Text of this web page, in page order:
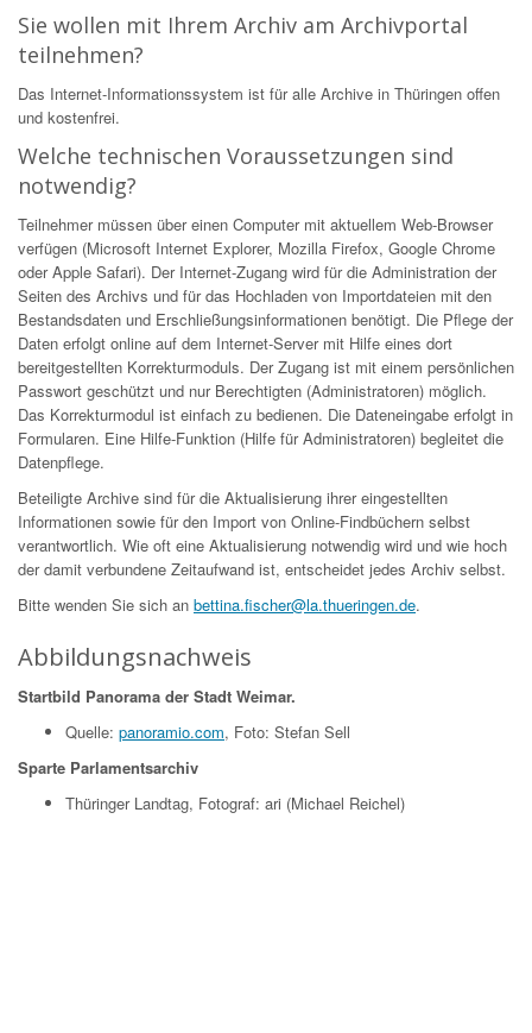
Sie wollen mit Ihrem Archiv am Archivportal
teilnehmen?
Das Internet-Informationssystem ist für alle Archive in Thüringen offen
und kostenfrei.
Welche technischen Voraussetzungen sind
notwendig?
Teilnehmer müssen über einen Computer mit aktuellem Web-Browser
verfügen (Microsoft Internet Explorer, Mozilla Firefox, Google Chrome
oder Apple Safari). Der Internet-Zugang wird für die Administration der
Seiten des Archivs und für das Hochladen von Importdateien mit den
Bestandsdaten und Erschließungsinformationen benötigt. Die Pflege der
Daten erfolgt online auf dem Internet-Server mit Hilfe eines dort
bereitgestellten Korrekturmoduls. Der Zugang ist mit einem persönlichen
Passwort geschützt und nur Berechtigten (Administratoren) möglich.
Das Korrekturmodul ist einfach zu bedienen. Die Dateneingabe erfolgt in
Formularen. Eine Hilfe-Funktion (Hilfe für Administratoren) begleitet die
Datenpflege.
Beteiligte Archive sind für die Aktualisierung ihrer eingestellten
Informationen sowie für den Import von Online-Findbüchern selbst
verantwortlich. Wie oft eine Aktualisierung notwendig wird und wie hoch
der damit verbundene Zeitaufwand ist, entscheidet jedes Archiv selbst.
Bitte wenden Sie sich an bettina.fischer@la.thueringen.de.
Abbildungsnachweis
Startbild Panorama der Stadt Weimar.
Quelle: panoramio.com, Foto: Stefan Sell
Sparte Parlamentsarchiv
Thüringer Landtag, Fotograf: ari (Michael Reichel)